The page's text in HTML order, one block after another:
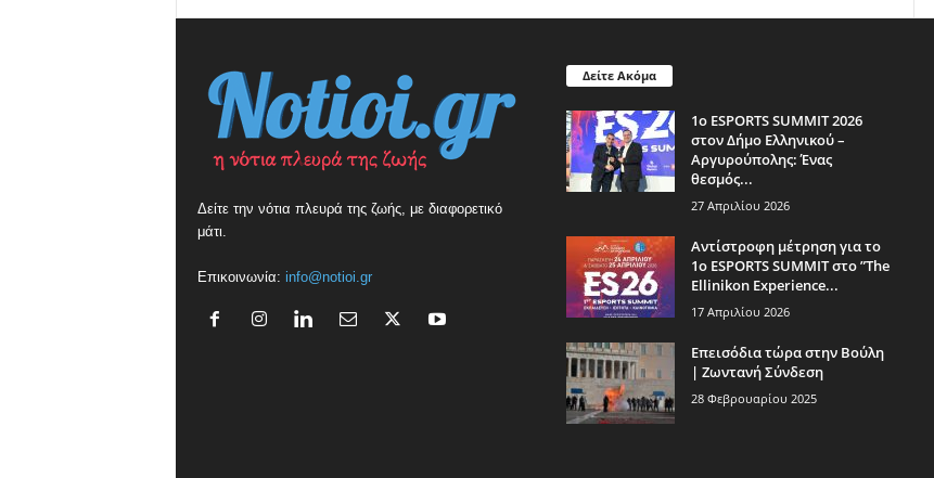
Δείτε την νότια πλευρά της ζωής, με διαφορετικό
μάτι.
Επικοινωνία: info@notioi.gr
Δείτε Ακόμα
1ο ESPORTS SUMMIT 2026
στον Δήμο Ελληνικού –
Αργυρούπολης: Ένας
θεσμός...
27 Απριλίου 2026
Αντίστροφη μέτρηση για το
1ο ESPORTS SUMMIT στο ”The
Ellinikon Experience...
17 Απριλίου 2026
Επεισόδια τώρα στην Βούλη
| Ζωντανή Σύνδεση
28 Φεβρουαρίου 2025